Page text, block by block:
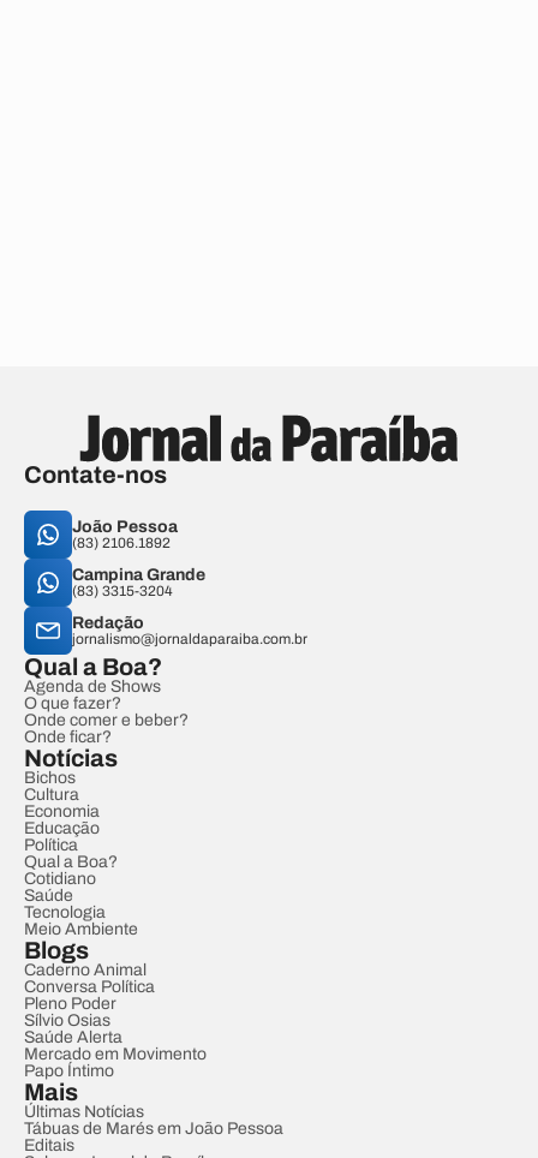
Contate-nos
João Pessoa
(83) 2106.1892
Campina Grande
(83) 3315-3204
Redação
jornalismo@jornaldaparaiba.com.br
Qual a Boa?
Agenda de Shows
O que fazer?
Onde comer e beber?
Onde ficar?
Notícias
Bichos
Cultura
Economia
Educação
Política
Qual a Boa?
Cotidiano
Saúde
Tecnologia
Meio Ambiente
Blogs
Caderno Animal
Conversa Política
Pleno Poder
Sílvio Osias
Saúde Alerta
Mercado em Movimento
Papo Íntimo
Mais
Últimas Notícias
Tábuas de Marés em João Pessoa
Editais